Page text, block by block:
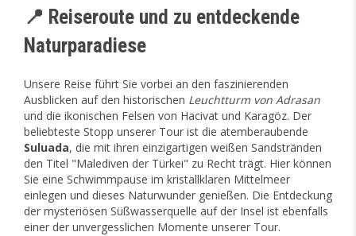
📍 Reiseroute und zu entdeckende
Naturparadiese
Unsere Reise führt Sie vorbei an den faszinierenden
Ausblicken auf den historischen Leuchtturm von Adrasan
und die ikonischen Felsen von Hacivat und Karagöz. Der
beliebteste Stopp unserer Tour ist die atemberaubende
Suluada, die mit ihren einzigartigen weißen Sandstränden
den Titel "Malediven der Türkei" zu Recht trägt. Hier können
Sie eine Schwimmpause im kristallklaren Mittelmeer
einlegen und dieses Naturwunder genießen. Die Entdeckung
der mysteriösen Süßwasserquelle auf der Insel ist ebenfalls
einer der unvergesslichen Momente unserer Tour.